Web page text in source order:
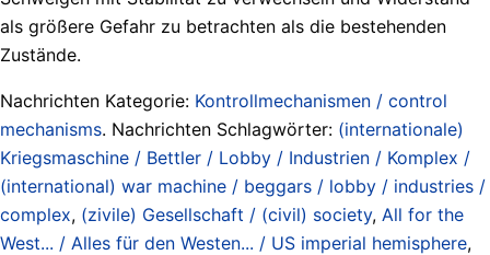
als größere Gefahr zu betrachten als die bestehenden
Zustände.
Nachrichten Kategorie: Kontrollmechanismen / control
mechanisms. Nachrichten Schlagwörter: (internationale)
Kriegsmaschine / Bettler / Lobby / Industrien / Komplex /
(international) war machine / beggars / lobby / industries /
complex, (zivile) Gesellschaft / (civil) society, All for the
West... / Alles für den Westen... / US imperial hemisphere,